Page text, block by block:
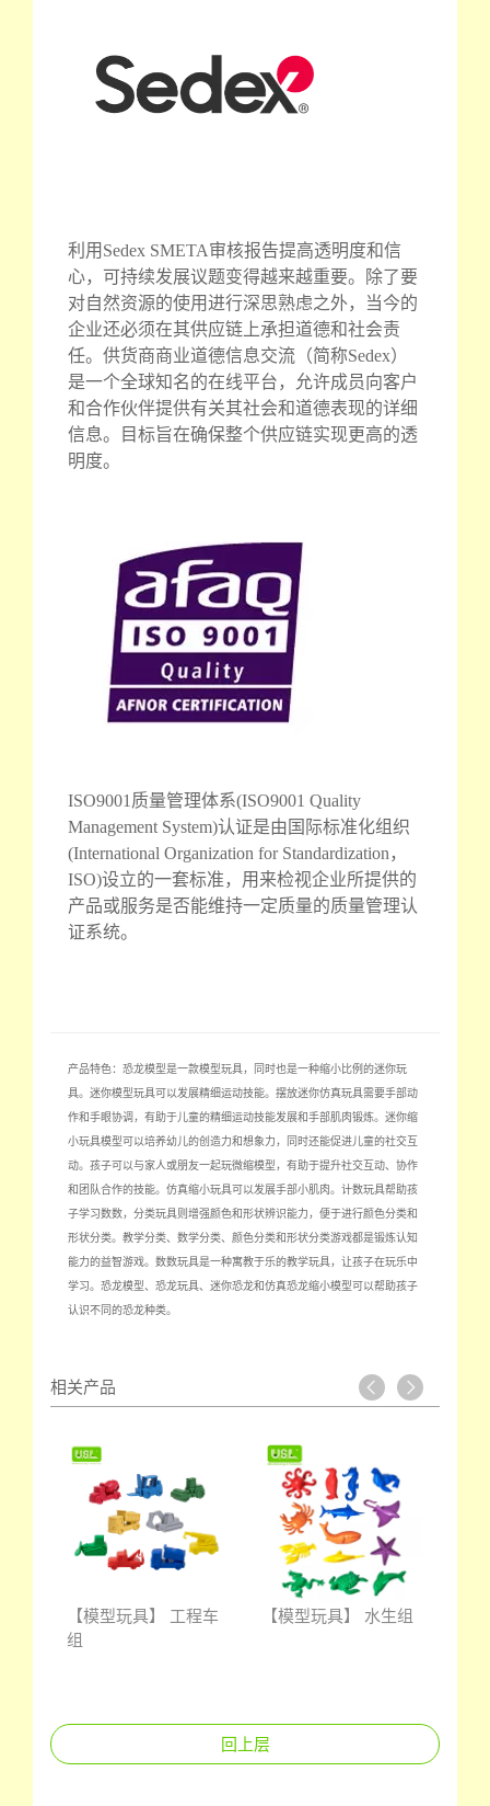
利用Sedex SMETA审核报告提高透明度和信
心，可持续发展议题变得越来越重要。除了要
对自然资源的使用进行深思熟虑之外，当今的
企业还必须在其供应链上承担道德和社会责
任。供货商商业道德信息交流（简称Sedex）
是一个全球知名的在线平台，允许成员向客户
和合作伙伴提供有关其社会和道德表现的详细
信息。目标旨在确保整个供应链实现更高的透
明度。
ISO9001质量管理体系(ISO9001 Quality
Management System)认证是由国际标准化组织
(International Organization for Standardization，
ISO)设立的一套标准，用来检视企业所提供的
产品或服务是否能维持一定质量的质量管理认
证系统。
产品特色：恐龙模型是一款模型玩具，同时也是一种缩小比例的迷你玩
具。迷你模型玩具可以发展精细运动技能。摆放迷你仿真玩具需要手部动
作和手眼协调，有助于儿童的精细运动技能发展和手部肌肉锻炼。迷你缩
小玩具模型可以培养幼儿的创造力和想象力，同时还能促进儿童的社交互
动。孩子可以与家人或朋友一起玩微缩模型，有助于提升社交互动、协作
和团队合作的技能。仿真缩小玩具可以发展手部小肌肉。计数玩具帮助孩
子学习数数，分类玩具则增强颜色和形状辨识能力，便于进行颜色分类和
形状分类。教学分类、数学分类、颜色分类和形状分类游戏都是锻炼认知
能力的益智游戏。数数玩具是一种寓教于乐的教学玩具，让孩子在玩乐中
学习。恐龙模型、恐龙玩具、迷你恐龙和仿真恐龙缩小模型可以帮助孩子
认识不同的恐龙种类。
相关产品
【模型玩具】 工程车
组
【模型玩具】 水生组
回上层